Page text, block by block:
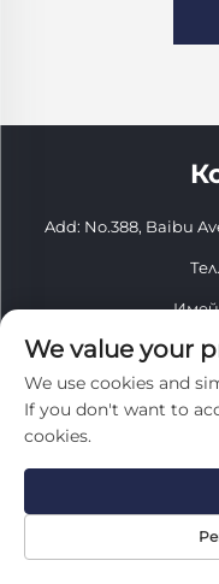
Add: No.388, Baibu
Всички права
Materials
We value your
We use cookies and
If you don't want to
cookies.